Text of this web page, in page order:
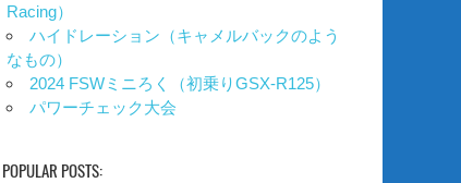
Racing）
ハイドレーション（キャメルバックのよう
なもの）
2024 FSWミニろく（初乗りGSX-R125）
パワーチェック大会
POPULAR POSTS: